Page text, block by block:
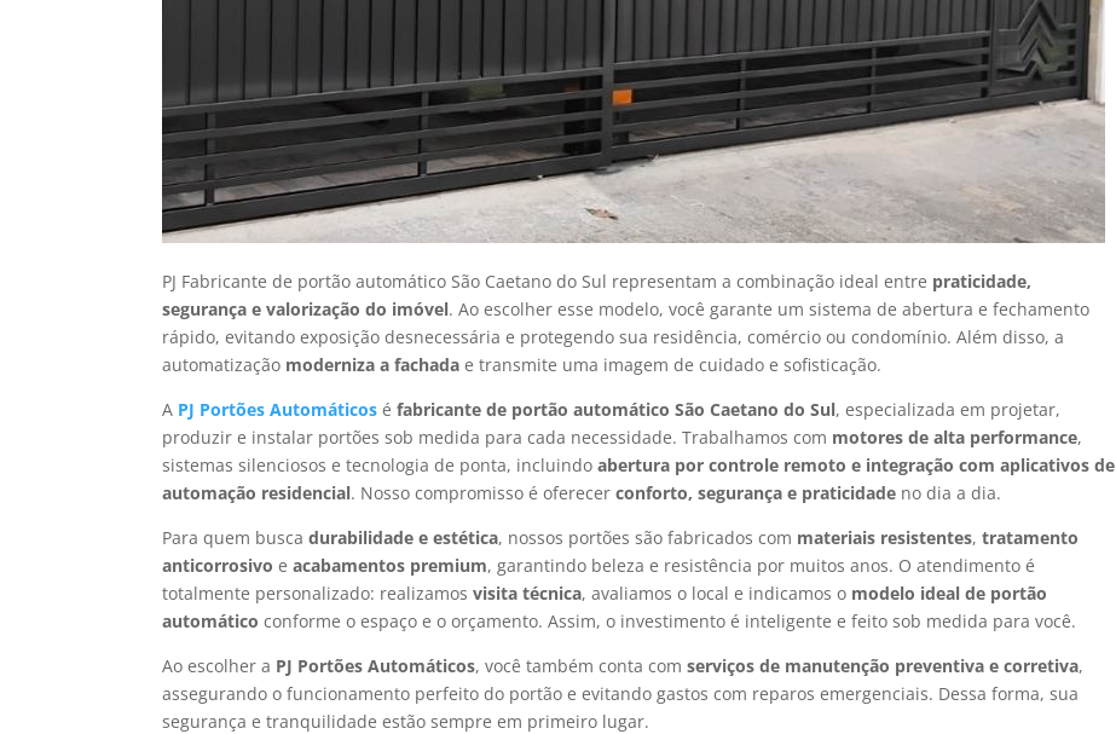
PJ Fabricante de portão automático São Caetano do Sul representam a combinação ideal entre praticidade,
segurança e valorização do imóvel. Ao escolher esse modelo, você garante um sistema de abertura e fechamento
rápido, evitando exposição desnecessária e protegendo sua residência, comércio ou condomínio. Além disso, a
automatização moderniza a fachada e transmite uma imagem de cuidado e sofisticação.
A PJ Portões Automáticos éfabricante de portão automático São Caetano do Sul, especializada em projetar,
produzir e instalar portões sob medida para cada necessidade. Trabalhamos com motores de alta performance,
sistemas silenciosos e tecnologia de ponta, incluindoabertura por controle remoto e integração com aplicativos de
automação residencial. Nosso compromisso é oferecerconforto, segurança e praticidade no dia a dia.
Para quem buscadurabilidade e estética, nossos portões são fabricados com materiais resistentes,tratamento
anticorrosivo eacabamentos premium, garantindo beleza e resistência por muitos anos. O atendimento é
totalmente personalizado: realizamosvisita técnica, avaliamos o local e indicamos o modelo ideal de portão
automático conforme o espaço e o orçamento. Assim, o investimento é inteligente e feito sob medida para você.
Ao escolher a PJ Portões Automáticos, você também conta comserviços de manutenção preventiva e corretiva,
assegurando o funcionamento perfeito do portão e evitando gastos com reparos emergenciais. Dessa forma, sua
segurança e tranquilidade estão sempre em primeiro lugar.